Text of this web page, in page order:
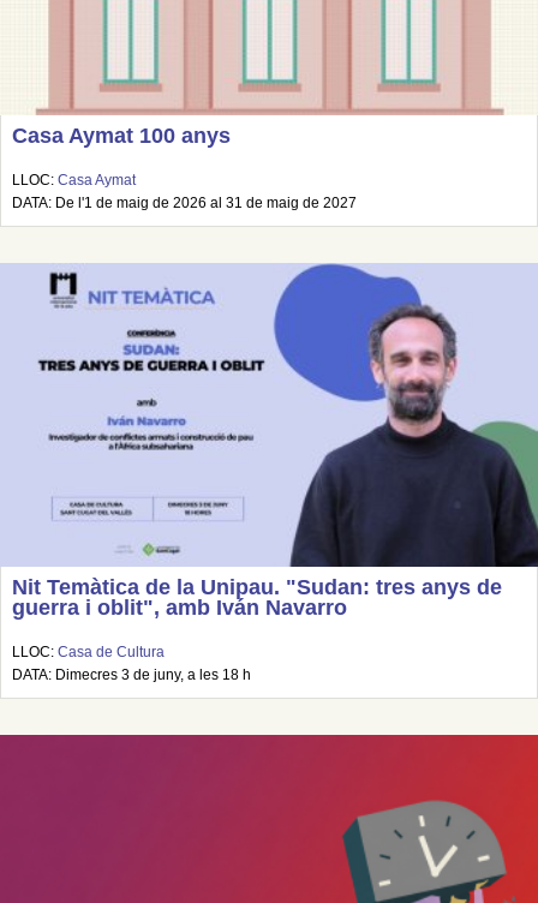
Casa Aymat 100 anys
LLOC: Casa Aymat
DATA: De l'1 de maig de 2026 al 31 de maig de 2027
Nit Temàtica de la Unipau. "Sudan: tres anys de
guerra i oblit", amb Iván Navarro
LLOC: Casa de Cultura
DATA: Dimecres 3 de juny, a les 18 h